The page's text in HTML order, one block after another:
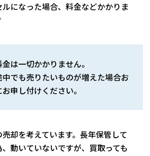
ルになった場合、料金などかかりま
は一切かかりません。
でも売りたいものが増えた場合お
申し付けください。
売却を考えています。長年保管して
、動いていないですが、買取っても